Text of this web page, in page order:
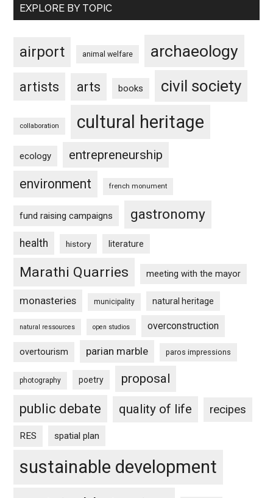
EXPLORE BY TOPIC
airport animal welfare archaeology
artists arts books civil society
collaboration cultural heritage
ecology entrepreneurship
environment french monument
fund raising campaigns gastronomy
health history literature
Marathi Quarries meeting with the mayor
monasteries municipality natural heritage
natural ressources open studios overconstruction
overtourism parian marble paros impressions
photography poetry proposal
public debate quality of life recipes
RES spatial plan
sustainable development